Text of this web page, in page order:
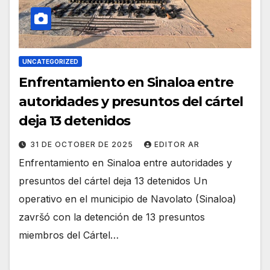
UNCATEGORIZED
Enfrentamiento en Sinaloa entre
autoridades y presuntos del cártel
deja 13 detenidos
31 DE OCTOBER DE 2025 EDITOR AR
Enfrentamiento en Sinaloa entre autoridades y
presuntos del cártel deja 13 detenidos Un
operativo en el municipio de Navolato (Sinaloa)
završó con la detención de 13 presuntos
miembros del Cártel…